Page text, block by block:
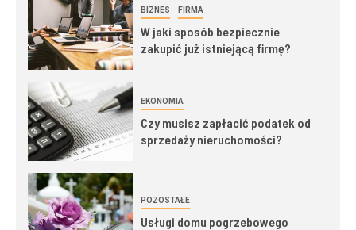
BIZNES FIRMA
W jaki sposób bezpiecznie
zakupić już istniejącą firmę?
EKONOMIA
Czy musisz zapłacić podatek od
sprzedaży nieruchomości?
POZOSTAŁE
Usługi domu pogrzebowego